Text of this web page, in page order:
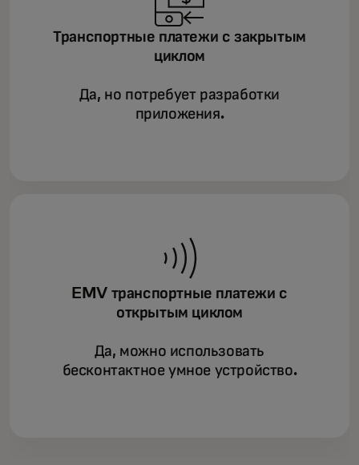
Транспортные платежи с закрытым
циклом
Да, но потребует разработки
приложения.
EMV транспортные платежи с
открытым циклом
Да, можно использовать
бесконтактное умное устройство.